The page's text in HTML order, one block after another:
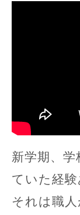
新学期、
ていた経
それは職